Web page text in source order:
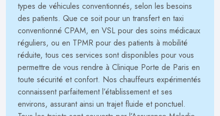
types de véhicules conventionnés, selon les besoins
des patients. Que ce soit pour un transfert en taxi
conventionné CPAM, en VSL pour des soins médicaux
réguliers, ou en TPMR pour des patients à mobilité
réduite, tous ces services sont disponibles pour vous
permettre de vous rendre à Clinique Porte de Paris en
toute sécurité et confort. Nos chauffeurs expérimentés
connaissent parfaitement l’établissement et ses
environs, assurant ainsi un trajet fluide et ponctuel.